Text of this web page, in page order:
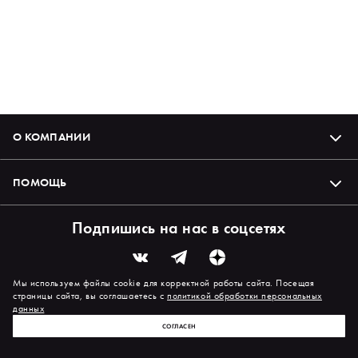
О КОМПАНИИ
ПОМОЩЬ
Подпишись на нас в соцсетях
Мы используем файлы cookie для корректной работы сайта. Посещая
страницы сайта, вы соглашаетесь сполитикой обработки персональных
данных
СОГЛАСЕН